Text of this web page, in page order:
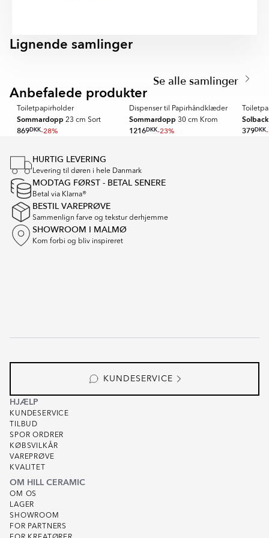
Lignende samlinger
CHARON
3
Se alle samlinger
Anbefalede produkter
SPARA MER
Toiletpapirholder
Sommardopp 23 cm Sort
869DKK-28%
Dispenser til Papirhåndklæder
Sommardopp 30 cm Krom
1216DKK-23%
379DKK
1
of
16
HURTIG LEVERING
Levering til døren i hele Danmark
MODTAG FØRST - BETAL SENERE
Betal via Klarna®
BESTIL VAREPRØVE
Sammenlign farve og tekstur derhjemme
SHOWROOM I MALMØ
Kom forbi og bliv inspireret
KUNDESERVICE
HJÆLP
KUNDESERVICE
TILBUD
SPOR ORDRER
KØBSVILKÅR
VAREPRØVE
KVALITET
OM HILL CERAMIC
OM OS
LAGER
SHOWROOM
FOR PARTNERS